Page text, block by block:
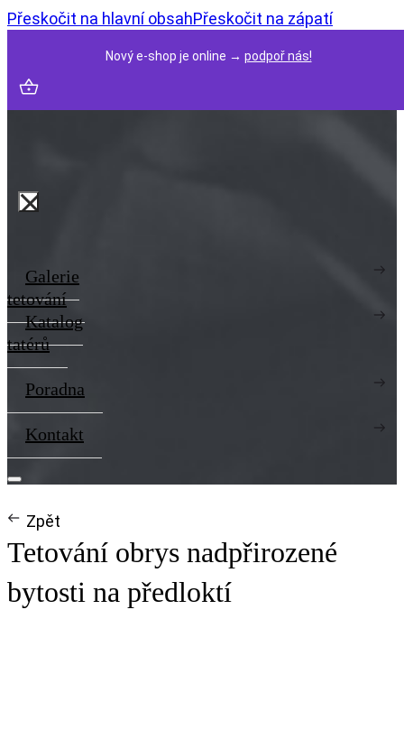
Přeskočit na hlavní obsahPřeskočit na zápatí
Nový e-shop je online → podpoř nás!
Galerie
tetování
Katalog
tatérů
Poradna
Kontakt
Zpět
Tetování obrys nadpřirozené
bytosti na předloktí